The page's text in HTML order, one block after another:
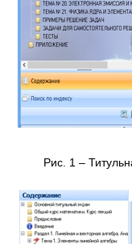
Рис. 1 –